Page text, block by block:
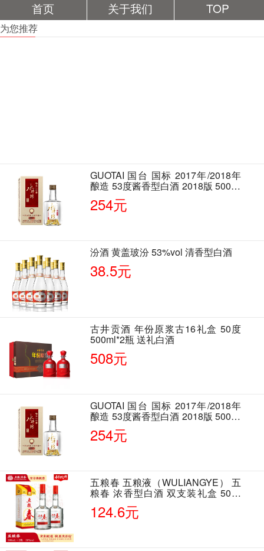
首页 关于我们 TOP
为您推荐
GUOTAI 国台 国标 2017年/2018年
酿造 53度酱香型白酒 2018版 500ml
单瓶装
254元
汾酒 黄盖玻汾 53%vol 清香型白酒
38.5元
古井贡酒 年份原浆古16礼盒 50度
500ml*2瓶 送礼白酒
508元
GUOTAI 国台 国标 2017年/2018年
酿造 53度酱香型白酒 2018版 500ml
单瓶装
254元
五粮春 五粮液（WULIANGYE） 五
粮春 浓香型白酒 双支装礼盒 50度
500ml*2瓶 含酒具
124.6元